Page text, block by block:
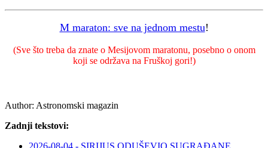
M maraton: sve na jednom mestu!
(Sve što treba da znate o Mesijovom maratonu, posebno o onom
koji se održava na Fruškoj gori!)
Author: Astronomski magazin
Zadnji tekstovi:
2026-08-04 - SIRIJUS ODUŠEVIO SUGRAĐANE